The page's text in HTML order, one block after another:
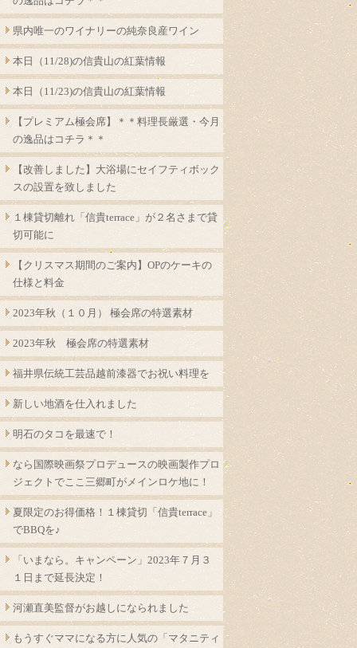
県内唯一のワイナリーの純奈良産ワイン
本日（11/28)の信貴山の紅葉情報
本日（11/23)の信貴山の紅葉情報
【プレミアム極会席】＊＊料理長厳選・今月
の逸品はコチラ＊＊
【改善しました】大浴場にセイフティボック
スの設置を致しました
１棟貸切離れ「信貴terrace」が２名さまで貸
切可能に
【クリスマス期間のご案内】OPのケーキの
仕様と料金
2023年秋（１０月） 極会席の特選素材
2023年秋 極会席の特選素材
福井県伝統工芸品越前漆器でお祝い料理を
新しい地酒を仕入れました
明石のタコを最速で！
なら国際映画祭プロデュースの映画製作プロ
ジェクトでここ三郷町がメインロケ地に！
夏限定のお得価格！１棟貸切「信貴terrace」
でBBQを♪
「いまなら。キャンペーン」2023年７月３
１日まで延長決定！
河瀬直美監督がお越しになられました
もうすぐママになる方に人気の「マタニティ